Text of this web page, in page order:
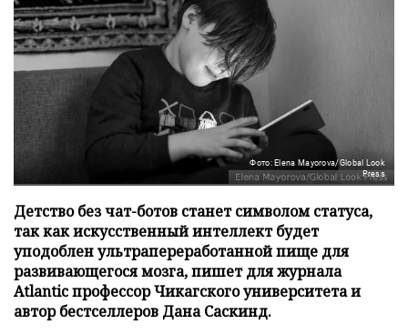
Фото: Elena Mayorova/Global Look
Press
Детство без чат-ботов станет символом статуса,
так как искусственный интеллект будет
уподоблен ультрапереработанной пище для
развивающегося мозга, пишет для журнала
Atlantic профессор Чикагского университета и
автор бестселлеров Дана Саскинд.